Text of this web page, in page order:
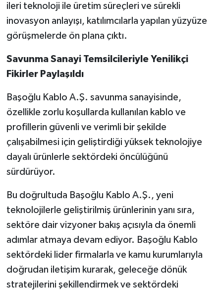
ileri teknoloji ile üretim süreçleri ve sürekli
inovasyon anlayışı, katılımcılarla yapılan yüzyüze
görüşmelerde ön plana çıktı.
Savunma Sanayi Temsilcileriyle Yenilikçi
Fikirler Paylaşıldı
Başoğlu Kablo A.Ş. savunma sanayisinde,
özellikle zorlu koşullarda kullanılan kablo ve
profillerin güvenli ve verimli bir şekilde
çalışabilmesi için geliştirdiği yüksek teknolojiye
dayalı ürünlerle sektördeki öncülüğünü
sürdürüyor.
Bu doğrultuda Başoğlu Kablo A.Ş., yeni
teknolojilerle geliştirilmiş ürünlerinin yanı sıra,
sektöre dair vizyoner bakış açısıyla da önemli
adımlar atmaya devam ediyor. Başoğlu Kablo
sektördeki lider firmalarla ve kamu kurumlarıyla
doğrudan iletişim kurarak, geleceğe dönük
stratejilerini şekillendirmek ve sektördeki